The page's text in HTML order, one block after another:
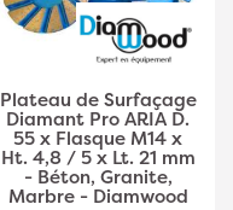
Plateau de Surfaçage
Diamant Pro ARIA D.
55 x Flasque M14 x
Ht. 4,8 / 5 x Lt. 21 mm
- Béton, Granite,
Marbre - Diamwood